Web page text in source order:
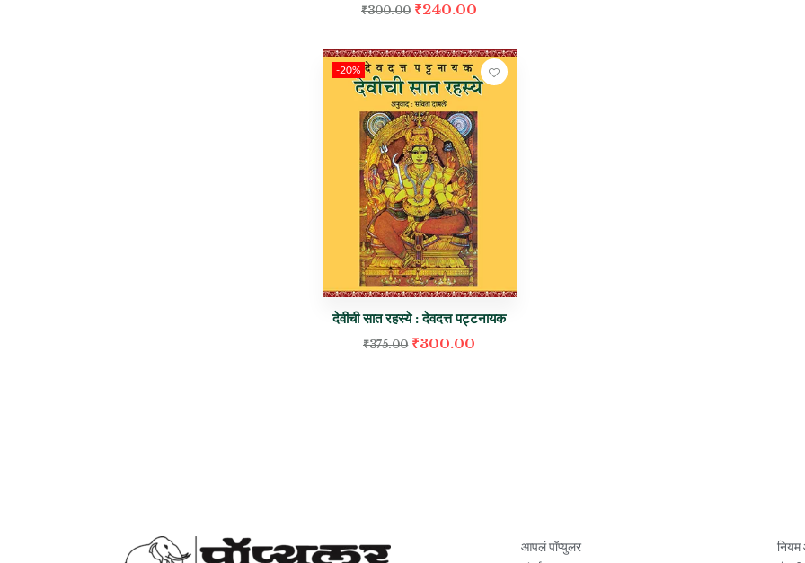
₹300.00 ₹240.00
-20%
देवीची सात रहस्ये : देवदत्त पट्टनायक
₹375.00 ₹300.00
आपलं पॉप्युलर
नियम